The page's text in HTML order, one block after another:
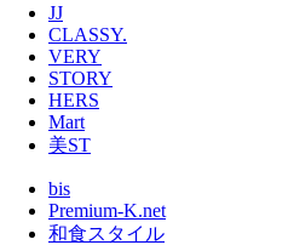
JJ
CLASSY.
VERY
STORY
HERS
Mart
美ST
bis
Premium-K.net
和食スタイル